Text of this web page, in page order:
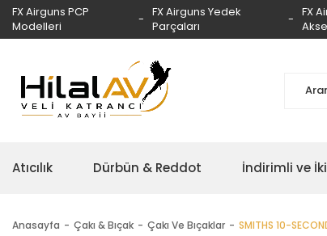
FX Airguns PCP
Modelleri
FX Airguns Yedek
Parçaları
FX
Atıcılık Dürbün & Reddot İndirimli ve
Anasayfa Çakı & Bıçak Çakı Ve Bıçaklar SMITHS 10-